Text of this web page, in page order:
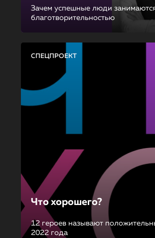
Зачем успешные люди
благотворительностью
СПЕЦПРОЕКТ
Что хорошего?
12 героев называют
2022 года